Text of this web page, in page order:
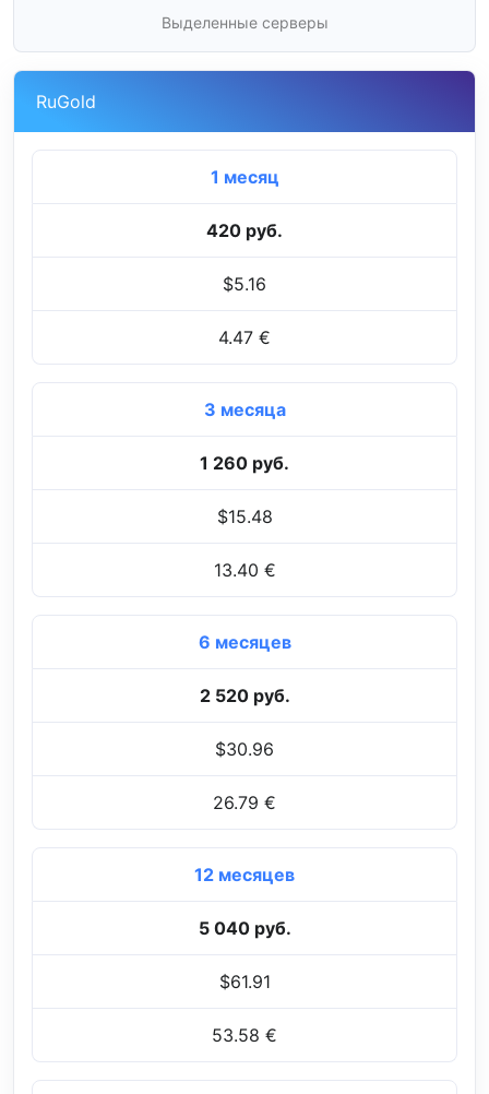
Выделенные серверы
RuGold
1 месяц
420 руб.
$5.16
4.47 €
3 месяца
1 260 руб.
$15.48
13.40 €
6 месяцев
2 520 руб.
$30.96
26.79 €
12 месяцев
5 040 руб.
$61.91
53.58 €